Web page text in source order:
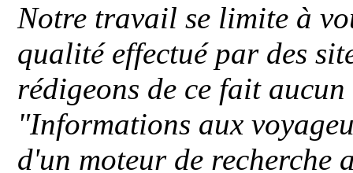
Notre travail se limite à
qualité effectué par des
rédigeons de ce fait
"Informations aux
d'un moteur de recherche